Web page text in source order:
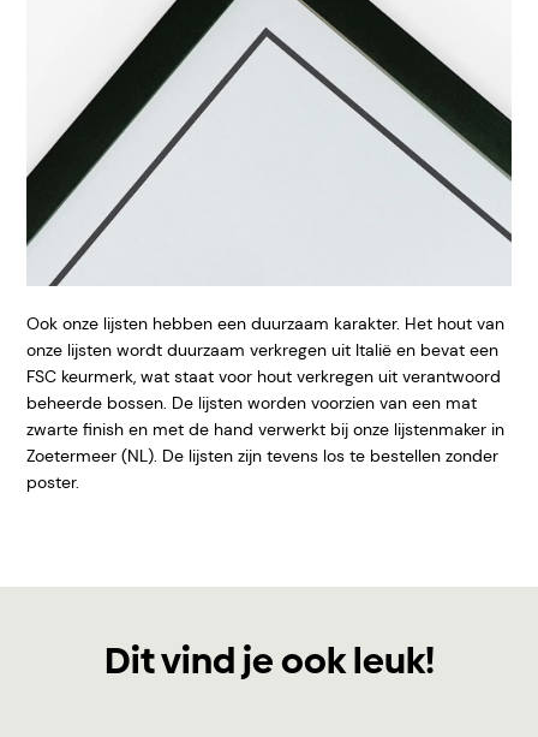
Ook onze lijsten hebben een duurzaam karakter. Het hout van
onze lijsten wordt duurzaam verkregen uit Italië en bevat een
FSC keurmerk, wat staat voor hout verkregen uit verantwoord
beheerde bossen. De lijsten worden voorzien van een mat
zwarte finish en met de hand verwerkt bij onze lijstenmaker in
Zoetermeer (NL). De lijsten zijn tevens los te bestellen zonder
poster.
Dit vind je ook leuk!